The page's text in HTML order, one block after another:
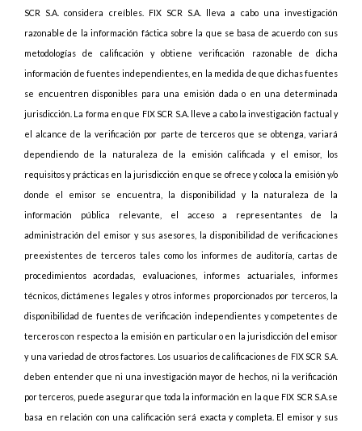
SCR S.A. considera creíbles. FIX SCR S.A. lleva a cabo una investigación
razonable de la información fáctica sobre la que se basa de acuerdo con sus
metodologías de calificación y obtiene verificación razonable de dicha
información de fuentes independientes, en la medida de que dichas fuentes
se encuentren disponibles para una emisión dada o en una determinada
jurisdicción. La forma en que FIX SCR S.A. lleve a cabo la investigación factual y
el alcance de la verificación por parte de terceros que se obtenga, variará
dependiendo de la naturaleza de la emisión calificada y el emisor, los
requisitos y prácticas en la jurisdicción en que se ofrece y coloca la emisión y/o
donde el emisor se encuentra, la disponibilidad y la naturaleza de la
información pública relevante, el acceso a representantes de la
administración del emisor y sus asesores, la disponibilidad de verificaciones
preexistentes de terceros tales como los informes de auditoría, cartas de
procedimientos acordadas, evaluaciones, informes actuariales, informes
técnicos, dictámenes legales y otros informes proporcionados por terceros, la
disponibilidad de fuentes de verificación independientes y competentes de
terceros con respecto a la emisión en particular o en la jurisdicción del emisor
y una variedad de otros factores. Los usuarios de calificaciones de FIX SCR S.A.
deben entender que ni una investigación mayor de hechos, ni la verificación
por terceros, puede asegurar que toda la información en la que FIX SCR S.A.se
basa en relación con una calificación será exacta y completa. El emisor y sus